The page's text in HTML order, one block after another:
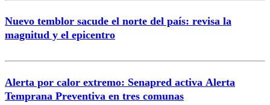
Nuevo temblor sacude el norte del país: revisa la
magnitud y el epicentro
Alerta por calor extremo: Senapred activa Alerta
Temprana Preventiva en tres comunas